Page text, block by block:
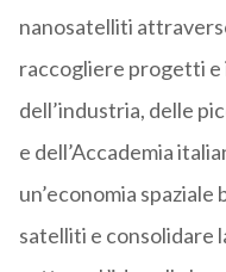
nanosatelliti
raccogliere progetti e
dell’industria, delle
e dell’Accademia
un’economia spaziale
satelliti e consolidare